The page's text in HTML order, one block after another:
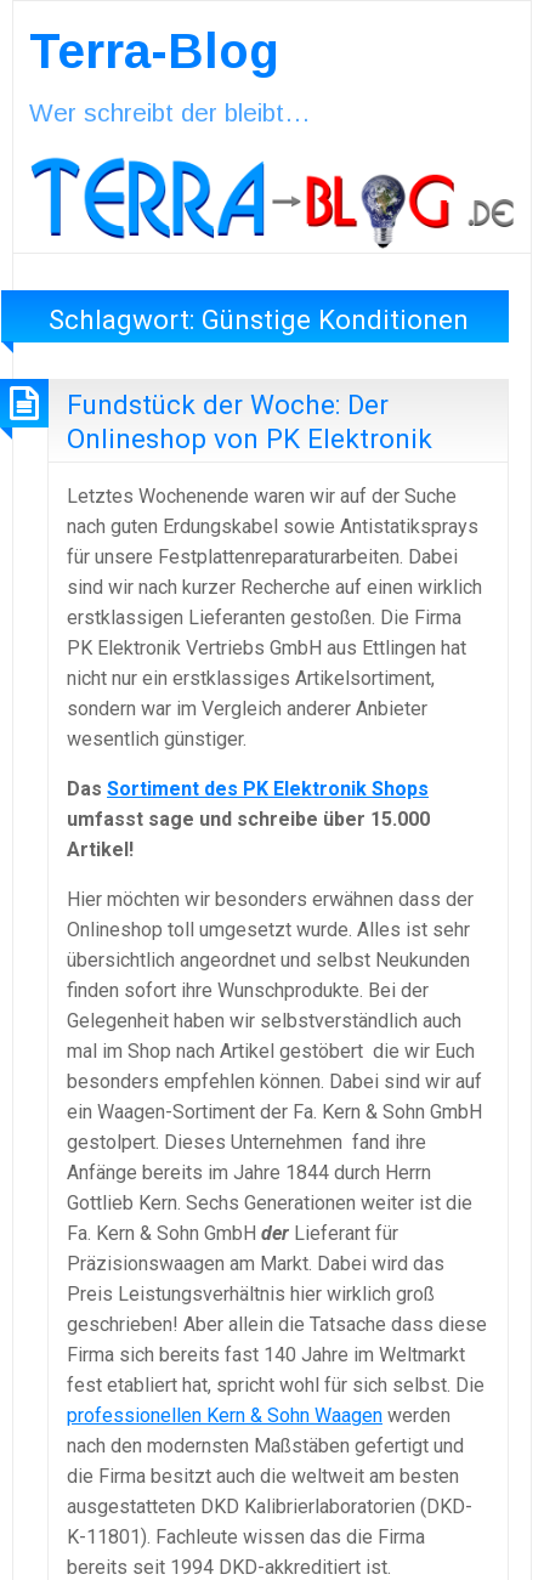
Terra-Blog
Wer schreibt der bleibt…
Schlagwort: Günstige Konditionen
Fundstück der Woche: Der
Onlineshop von PK Elektronik
Letztes Wochenende waren wir auf der Suche
nach guten Erdungskabel sowie Antistatiksprays
für unsere Festplattenreparaturarbeiten. Dabei
sind wir nach kurzer Recherche auf einen wirklich
erstklassigen Lieferanten gestoßen. Die Firma
PK Elektronik Vertriebs GmbH aus Ettlingen hat
nicht nur ein erstklassiges Artikelsortiment,
sondern war im Vergleich anderer Anbieter
wesentlich günstiger.
Das Sortiment des PK Elektronik Shops
umfasst sage und schreibe über 15.000
Artikel!
Hier möchten wir besonders erwähnen dass der
Onlineshop toll umgesetzt wurde. Alles ist sehr
übersichtlich angeordnet und selbst Neukunden
finden sofort ihre Wunschprodukte. Bei der
Gelegenheit haben wir selbstverständlich auch
mal im Shop nach Artikel gestöbert die wir Euch
besonders empfehlen können. Dabei sind wir auf
ein Waagen-Sortiment der Fa. Kern & Sohn GmbH
gestolpert. Dieses Unternehmen fand ihre
Anfänge bereits im Jahre 1844 durch Herrn
Gottlieb Kern. Sechs Generationen weiter ist die
Fa. Kern & Sohn GmbH der Lieferant für
Präzisionswaagen am Markt. Dabei wird das
Preis Leistungsverhältnis hier wirklich groß
geschrieben! Aber allein die Tatsache dass diese
Firma sich bereits fast 140 Jahre im Weltmarkt
fest etabliert hat, spricht wohl für sich selbst. Die
professionellen Kern & Sohn Waagen werden
nach den modernsten Maßstäben gefertigt und
die Firma besitzt auch die weltweit am besten
ausgestatteten DKD Kalibrierlaboratorien (DKD-
K-11801). Fachleute wissen das die Firma
bereits seit 1994 DKD-akkreditiert ist.